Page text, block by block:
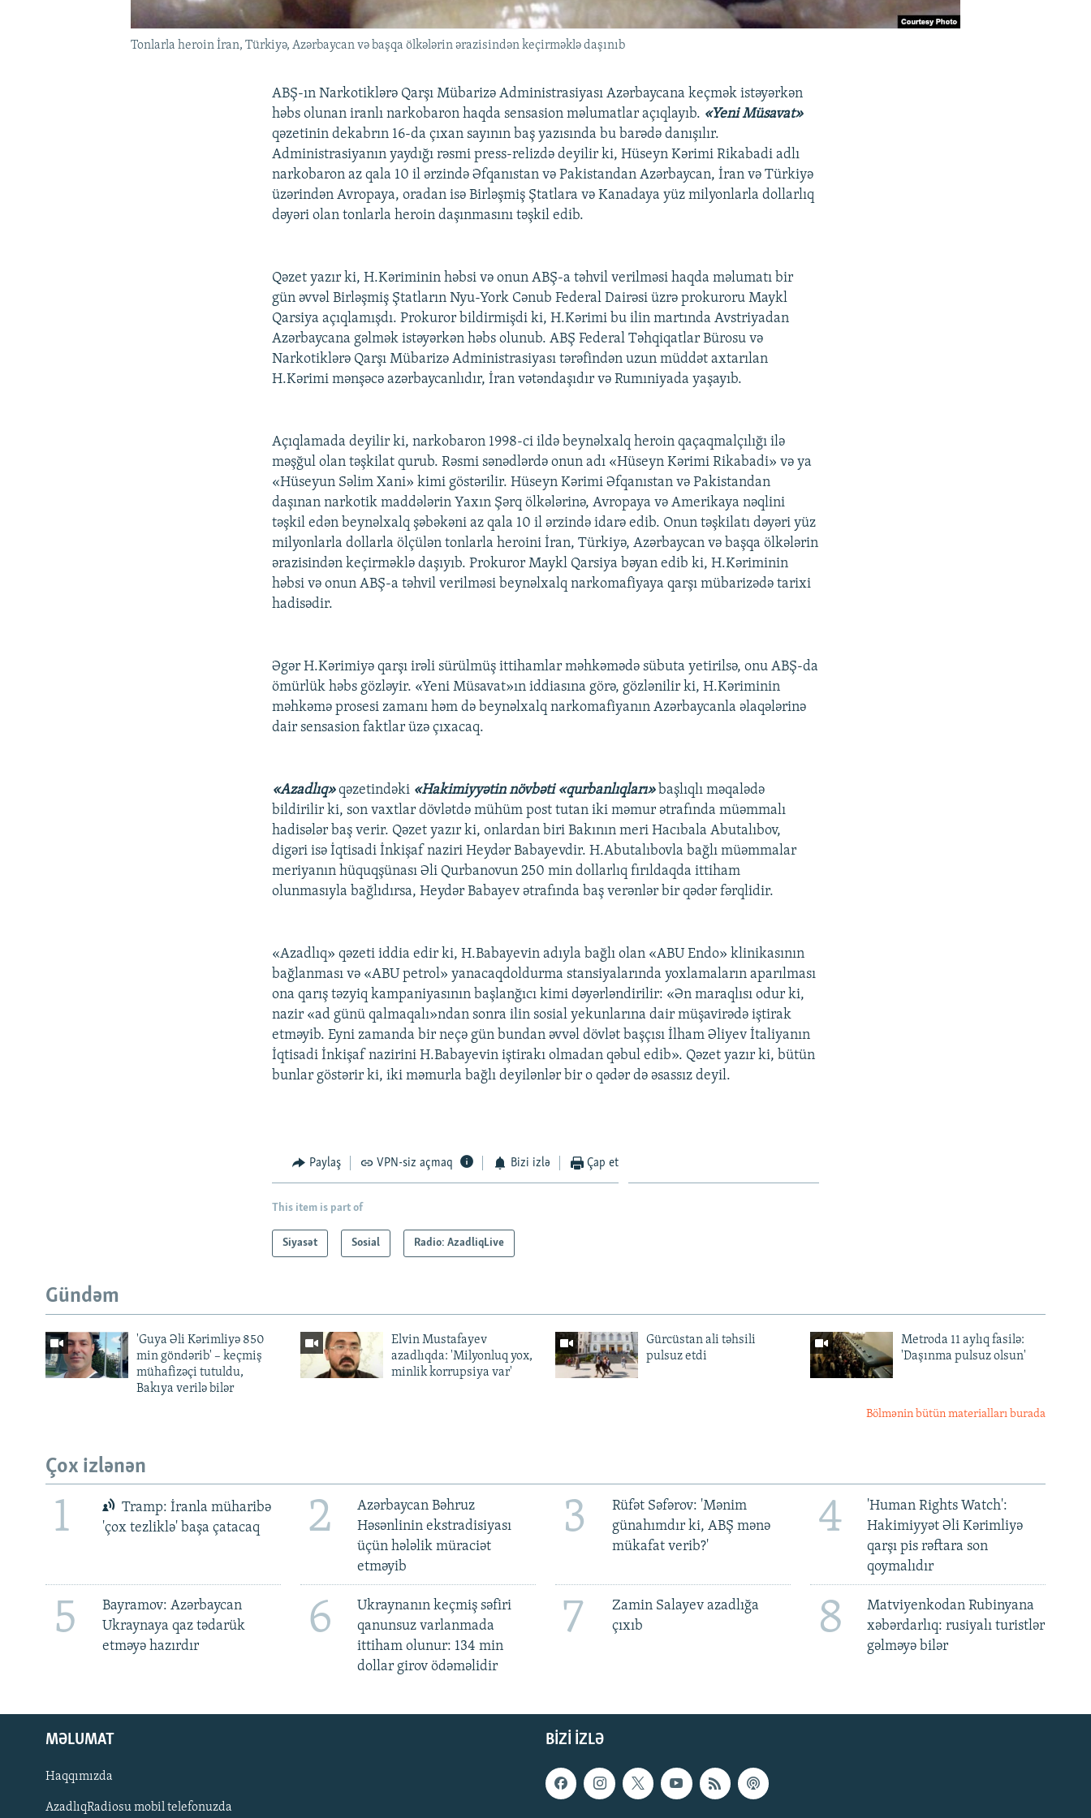
Tonlarla heroin İran, Türkiyə, Azərbaycan və başqa ölkələrin ərazisindən keçirməklə daşınıb
ABŞ-ın Narkotiklərə Qarşı Mübarizə Administrasiyası Azərbaycana keçmək istəyərkən
həbs olunan iranlı narkobaron haqda sensasion məlumatlar açıqlayıb. «Yeni Müsavat»
qəzetinin dekabrın 16-da çıxan sayının baş yazısında bu barədə danışılır.
Administrasiyanın yaydığı rəsmi press-relizdə deyilir ki, Hüseyn Kərimi Rikabadi adlı
narkobaron az qala 10 il ərzində Əfqanıstan və Pakistandan Azərbaycan, İran və Türkiyə
üzərindən Avropaya, oradan isə Birləşmiş Ştatlara və Kanadaya yüz milyonlarla dollarlıq
dəyəri olan tonlarla heroin daşınmasını təşkil edib.
Qəzet yazır ki, H.Kəriminin həbsi və onun ABŞ-a təhvil verilməsi haqda məlumatı bir
gün əvvəl Birləşmiş Ştatların Nyu-York Cənub Federal Dairəsi üzrə prokuroru Maykl
Qarsiya açıqlamışdı. Prokuror bildirmişdi ki, H.Kərimi bu ilin martında Avstriyadan
Azərbaycana gəlmək istəyərkən həbs olunub. ABŞ Federal Təhqiqatlar Bürosu və
Narkotiklərə Qarşı Mübarizə Administrasiyası tərəfindən uzun müddət axtarılan
H.Kərimi mənşəcə azərbaycanlıdır, İran vətəndaşıdır və Rumıniyada yaşayıb.
Açıqlamada deyilir ki, narkobaron 1998-ci ildə beynəlxalq heroin qaçaqmalçılığı ilə
məşğul olan təşkilat qurub. Rəsmi sənədlərdə onun adı «Hüseyn Kərimi Rikabadi» və ya
«Hüseyun Səlim Xani» kimi göstərilir. Hüseyn Kərimi Əfqanıstan və Pakistandan
daşınan narkotik maddələrin Yaxın Şərq ölkələrinə, Avropaya və Amerikaya nəqlini
təşkil edən beynəlxalq şəbəkəni az qala 10 il ərzində idarə edib. Onun təşkilatı dəyəri yüz
milyonlarla dollarla ölçülən tonlarla heroini İran, Türkiyə, Azərbaycan və başqa ölkələrin
ərazisindən keçirməklə daşıyıb. Prokuror Maykl Qarsiya bəyan edib ki, H.Kəriminin
həbsi və onun ABŞ-a təhvil verilməsi beynəlxalq narkomafiyaya qarşı mübarizədə tarixi
hadisədir.
Əgər H.Kərimiyə qarşı irəli sürülmüş ittihamlar məhkəmədə sübuta yetirilsə, onu ABŞ-da
ömürlük həbs gözləyir. «Yeni Müsavat»ın iddiasına görə, gözlənilir ki, H.Kəriminin
məhkəmə prosesi zamanı həm də beynəlxalq narkomafiyanın Azərbaycanla əlaqələrinə
dair sensasion faktlar üzə çıxacaq.
«Azadlıq» qəzetindəki «Hakimiyyətin növbəti «qurbanlıqları»başlıqlı məqalədə
bildirilir ki, son vaxtlar dövlətdə mühüm post tutan iki məmur ətrafında müəmmalı
hadisələr baş verir. Qəzet yazır ki, onlardan biri Bakının meri Hacıbala Abutalıbov,
digəri isə İqtisadi İnkişaf naziri Heydər Babayevdir. H.Abutalıbovla bağlı müəmmalar
meriyanın hüquqşünası Əli Qurbanovun 250 min dollarlıq fırıldaqda ittiham
olunmasıyla bağlıdırsa, Heydər Babayev ətrafında baş verənlər bir qədər fərqlidir.
«Azadlıq» qəzeti iddia edir ki, H.Babayevin adıyla bağlı olan «ABU Endo» klinikasının
bağlanması və «ABU petrol» yanacaqdoldurma stansiyalarında yoxlamaların aparılması
ona qarış təzyiq kampaniyasının başlanğıcı kimi dəyərləndirilir: «Ən maraqlısı odur ki,
nazir «ad günü qalmaqalı»ndan sonra ilin sosial yekunlarına dair müşavirədə iştirak
etməyib. Eyni zamanda bir neçə gün bundan əvvəl dövlət başçısı İlham Əliyev İtaliyanın
İqtisadi İnkişaf nazirini H.Babayevin iştirakı olmadan qəbul edib». Qəzet yazır ki, bütün
bunlar göstərir ki, iki məmurla bağlı deyilənlər bir o qədər də əsassız deyil.
Paylaş VPN-siz açmaq Bizi izlə Çap et
This item is part of
Siyasət Sosial Radio: AzadliqLive
Gündəm
'Guya Əli Kərimliyə 850
min göndərib' – keçmiş
mühafizəçi tutuldu,
Bakıya verilə bilər
Elvin Mustafayev
azadlıqda: 'Milyonluq yox,
minlik korrupsiya var'
Gürcüstan ali təhsili
pulsuz etdi
Metroda 11 aylıq fasilə:
'Daşınma pulsuz olsun'
Bölmənin bütün materialları burada
Çox izlənən
1
Tramp: İranla müharibə
'çox tezliklə' başa çatacaq
2
Azərbaycan Bəhruz
Həsənlinin ekstradisiyası
üçün hələlik müraciət
etməyib
3
Rüfət Səfərov: 'Mənim
günahımdır ki, ABŞ mənə
mükafat verib?'
4
'Human Rights Watch':
Hakimiyyət Əli Kərimliyə
qarşı pis rəftara son
qoymalıdır
5
Bayramov: Azərbaycan
Ukraynaya qaz tədarük
etməyə hazırdır
6
Ukraynanın keçmiş səfiri
qanunsuz varlanmada
ittiham olunur: 134 min
dollar girov ödəməlidir
7
Zamin Salayev azadlığa
çıxıb
8
Matviyenkodan Rubinyana
xəbərdarlıq: rusiyalı turistlər
gəlməyə bilər
BIZI IZLƏ
MƏLUMAT
Haqqımızda
AzadlıqRadiosu mobil telefonuzda